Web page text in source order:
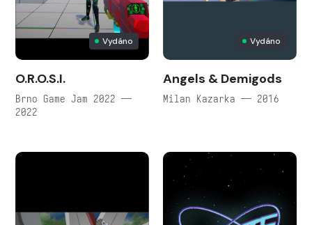
Vydáno
O.R.O.S.I.
Brno Game Jam 2022 —
2022
Vydáno
Angels & Demigods
Milan Kazarka — 2016